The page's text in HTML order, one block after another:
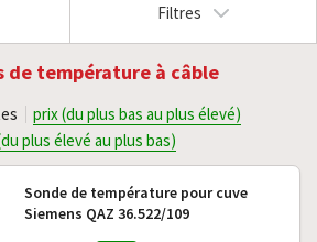
Filtres
de température à câble
prix (du plus bas au plus élevé)
plus élevé au plus bas)
Sonde de température pour cuve
Siemens QAZ 36.522/109